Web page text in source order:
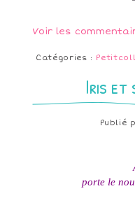
Voir les
Catégories :
Iris et
Publié
porte le